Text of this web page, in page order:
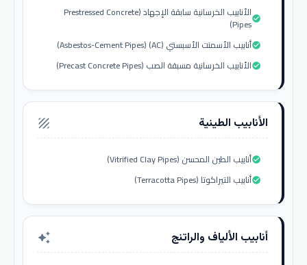
الأنابيب الخرسانية سابقة الإجهاد (Prestressed Concrete
Pipes)check_circle
أنابيب الأسمنت الأسبستي (AC) (Asbestos-Cement Pipes)check_circle
الأنابيب الخرسانية مسبقة الصب (Precast Concrete Pipes)check_circle
الأنابيب الطينية texture
أنابيب الطين المحسن (Vitrified Clay Pipes)check_circle
أنابيب التيراكوتا (Terracotta Pipes)check_circle
أنابيب الألياف والراتنج auto_awesome